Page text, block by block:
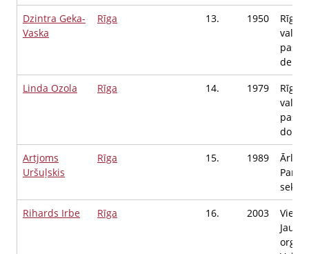
Dzintra Geka-
Vaska
Rīga 13. 1950
Rīgas
Linda Ozola
Rīga 14. 1979
Rīgas
Artjoms
Uršuļskis
Rīga 15. 1989
Rihards Irbe
Rīga 16. 2003